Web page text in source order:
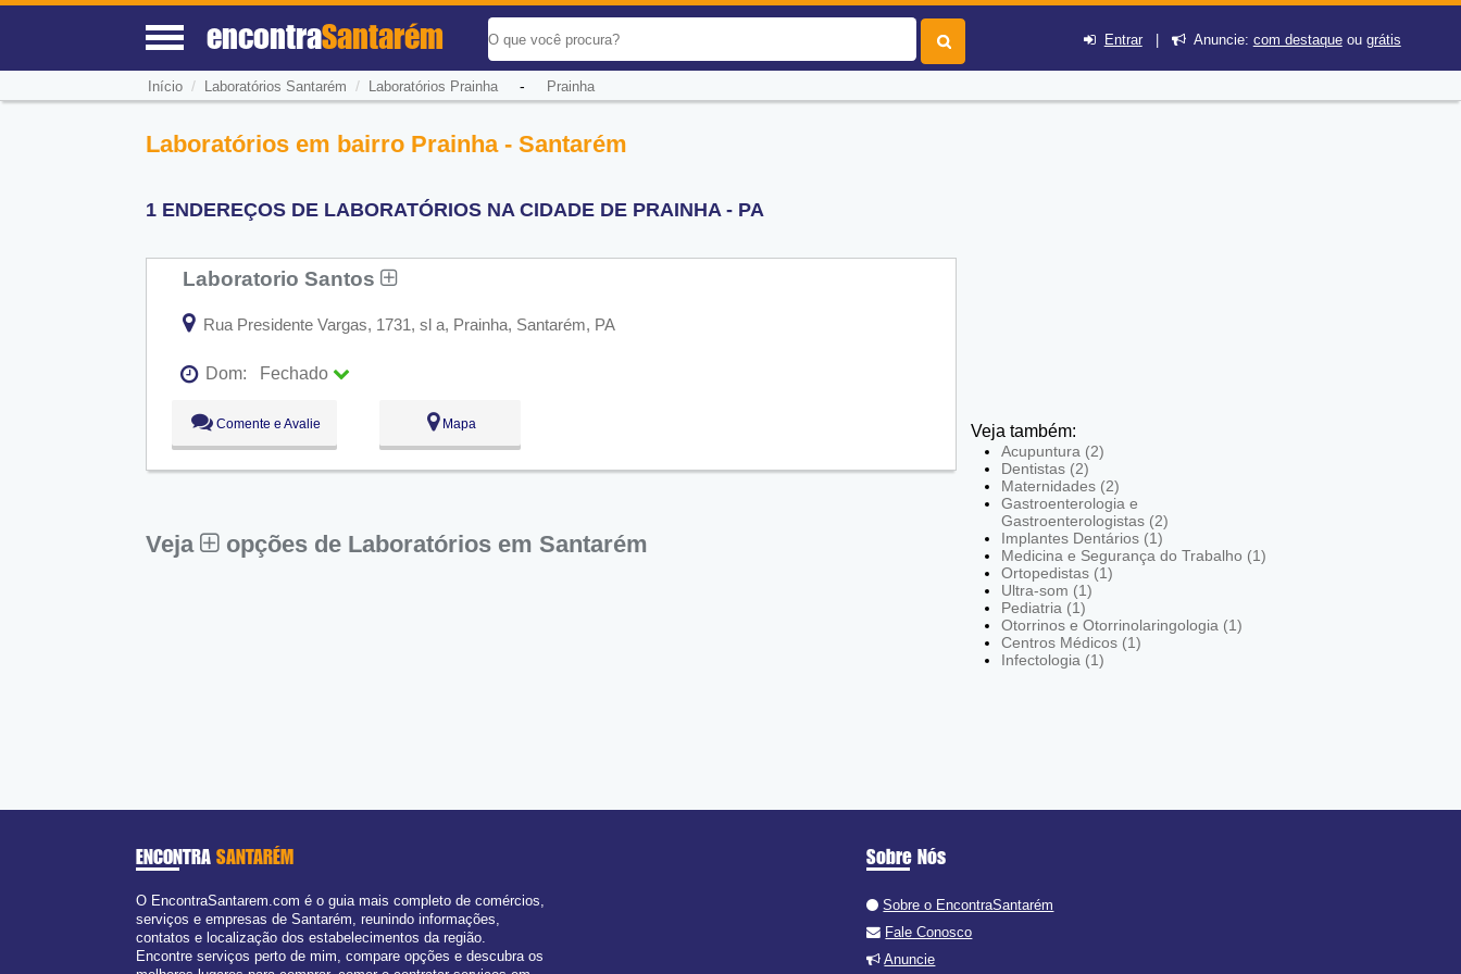
encontraSantarém Entrar| Anuncie: com destaqueou grátis
Início / Laboratórios Santarém / Laboratórios Prainha- Prainha
Laboratórios em bairro Prainha - Santarém
1 ENDEREÇOS DE LABORATÓRIOS NA CIDADE DE PRAINHA - PA
Laboratorio Santos
Rua Presidente Vargas, 1731, sl a, Prainha, Santarém, PA
Dom:
Fechado
Seg:
Ter:
09:00 - 18:00
Qua:
09:00 - 18:00
Qui:
09:00 - 18:00
Comente e Avalie Mapa
Veja opções de Laboratórios em Santarém
Veja também:
Acupuntura (2)
Dentistas (2)
Maternidades (2)
Gastroenterologia e
Gastroenterologistas (2)
Implantes Dentários (1)
Medicina e Segurança do Trabalho (1)
Ortopedistas (1)
Ultra-som (1)
Pediatria (1)
Otorrinos e Otorrinolaringologia (1)
Centros Médicos (1)
Infectologia (1)
ENCONTRASANTARÉM
O EncontraSantarem.com é o guia mais completo de comércios,
serviços e empresas de Santarém, reunindo informações,
contatos e localização dos estabelecimentos da região.
Encontre serviços perto de mim, compare opções e descubra os
Sobre Nós
Sobre o EncontraSantarém
Fale Conosco
Anuncie